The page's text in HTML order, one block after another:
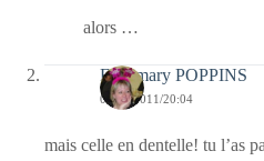
alors …
Fabymary POPPINS
06/11/2011/20:04
mais celle en dentelle! tu l’as